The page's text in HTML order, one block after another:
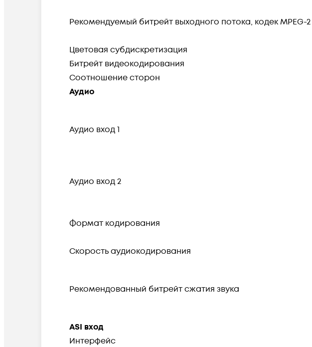
Рекомендуемый битрейт выходного потока, кодек MPEG-2
Цветовая субдискретизация
Битрейт видеокодирования
Соотношение сторон
Аудио
Аудио вход 1
Аудио вход 2
Формат кодирования
Скорость аудиокодирования
Рекомендованный битрейт сжатия звука
ASI вход
Интерфейс